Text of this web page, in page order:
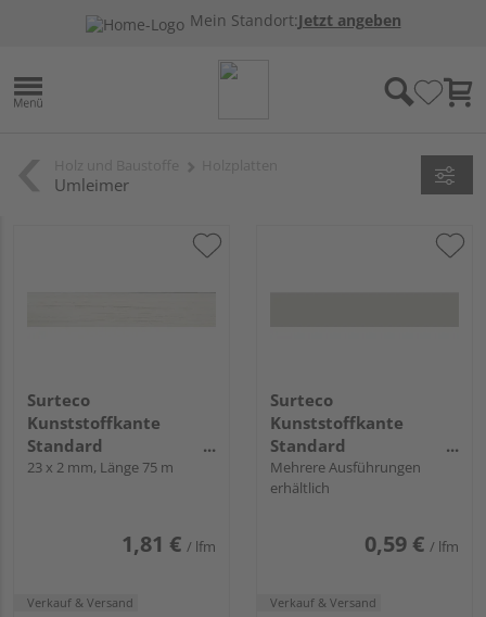
Mein Standort:Jetzt angeben
Umleimer
Surteco
Kunststoffkante
Standard
Haftvermittler 2J24 W-
23 x 2 mm, Länge 75 m
1,81 € / lfm
Verkauf & Versand
Surteco
Kunststoffkante
Standard
Haftvermittler 0547
W-200 Uni ABS
Mehrere Ausführungen
erhältlich
0,59 € / lfm
Verkauf & Versand